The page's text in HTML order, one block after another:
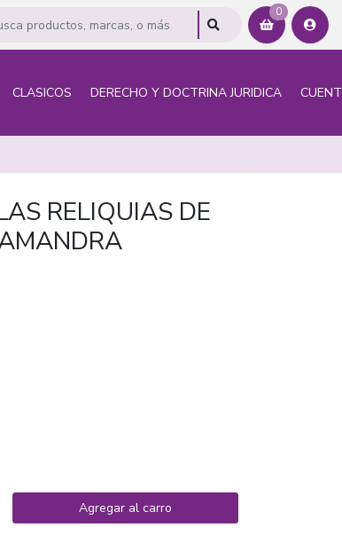
0
CLASICOS DERECHO Y DOCTRINA JURIDICA
RELIQUIAS DE
Agregar al carro